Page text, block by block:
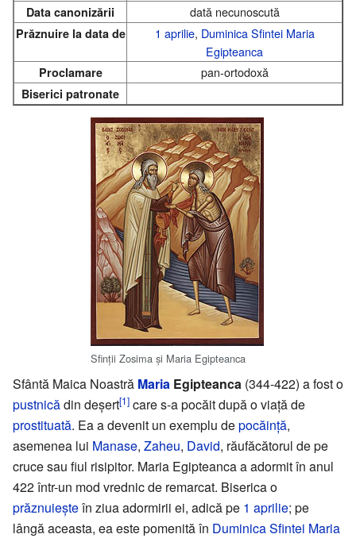
Data canonizării dată necunoscută
Prăznuire la data de 1 aprilie, Duminica Sfintei Maria
Egipteanca
Proclamare pan-ortodoxă
Biserici patronate
Sfinții Zosima și Maria Egipteanca
Sfântă Maica Noastră Maria Egipteanca (344-422) a fost o
pustnicădin deșert[1] care s-a pocăit după o viață de
prostituată. Ea a devenit un exemplu depocăință,
asemenea lui Manase, Zaheu, David, răufăcătorul de pe
cruce sau fiul risipitor. Maria Egipteanca a adormit în anul
422 într-un mod vrednic de remarcat. Biserica o
prăznuieșteîn ziua adormirii ei, adică pe 1 aprilie; pe
lângă aceasta, ea este pomenită în Duminica Sfintei Maria